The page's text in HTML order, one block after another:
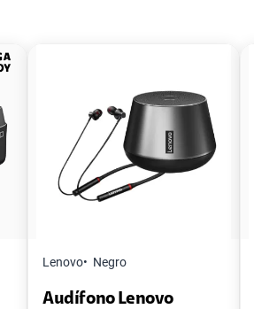
Lenovo Negro
Audífono Lenovo